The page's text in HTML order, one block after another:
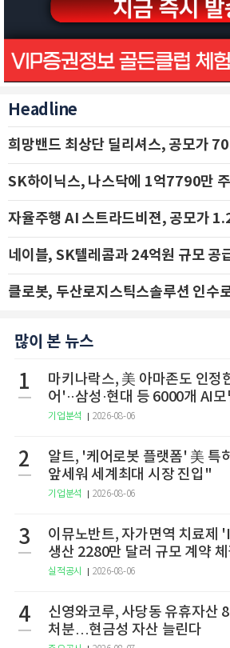
Headline
네이블, SK텔레콤과 24억원 규모 공
많이 본 뉴스
1
마키나락스, 美 아마존도 인정
어'··삼성·현대 등 6000개 AI
기업분석 2026-08-06
2
알트, '케어로봇 플랫폼' 美
앞세워 세계최대 시장 진입"
기업분석 2026-08-06
3
이뮤노반트, 자가면역 치료제
생산 2280만 달러 규모 계약 체
실적공시 2026-08-06
4
신영와코루, 사당동 유휴자산
처분…현금성 자산 늘린다